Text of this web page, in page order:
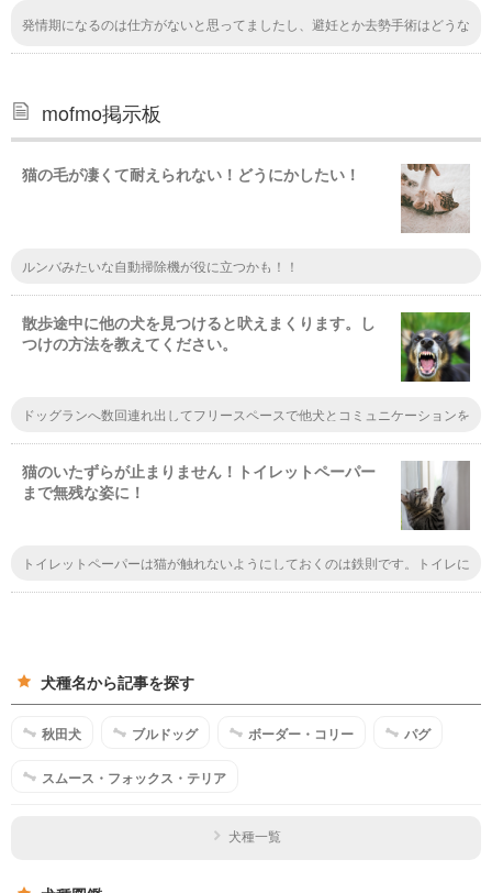
発情期になるのは仕方がないと思ってましたし、避妊とか去勢手術はどうな
いてくれる記事があるのは助かります
mofmo掲示板
猫の毛が凄くて耐えられない！どうにかしたい！
ルンバみたいな自動掃除機が役に立つかも！！
散歩途中に他の犬を見つけると吠えまくります。し
つけの方法を教えてください。
ドッグランへ数回連れ出してフリースペースで他犬とコミュニケーションを
んが慣れてくるとその場に居合わす犬達間の上下関係もわかるようになると
思います。ここでの慣習を散歩へ応用展開すると飼い主の負担も少なく、愛
犬も遊んでいる間に矯正・是正がなされるかもしれません。
猫のいたずらが止まりません！トイレットペーパー
まで無残な姿に！
トイレットペーパーは猫が触れないようにしておくのは鉄則です。トイレに
くぐらいの対策はしないと猫のイタズラを予防しきれません。加齢とともに
犬種名から記事を探す
秋田犬 ブルドッグ ボーダー・コリー パグ
スムース・フォックス・テリア
犬種一覧